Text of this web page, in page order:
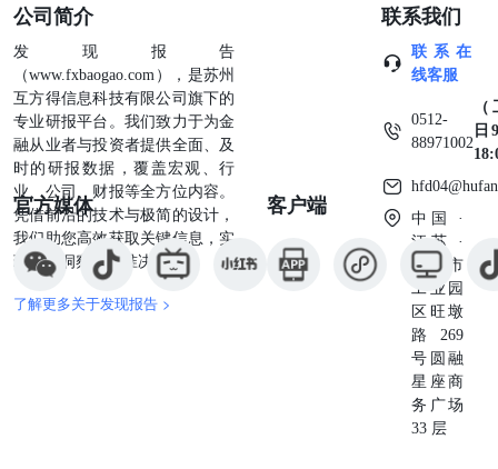
得以任何形式翻版、复制、发表或引用。如征得本公司同意
进行引用、刊发的，需在允许的范围内使用，并注明出处，
且不得对本报告进行任何有悖原意的引用、删节和修改。
执业资格证号：F3059193/ Z0016074 经营范围：商品期货
经纪、金融期货经纪、资产管理、期货交易咨询地址：天津
市和平区五大道街南京路183号世纪都会商厦办公楼22层电
话：400-995-5889网站：www.huajinqh.com
公司简介
发现报告
（www.fxbaogao.com），是苏州
互方得信息科技有限公司旗下的
专业研报平台。我们致力于为金
融从业者与投资者提供全面、及
时的研报数据，覆盖宏观、行
业、公司、财报等全方位内容。
凭借前沿的技术与极简的设计，
我们助您高效获取关键信息，实
现深度洞察与精准决策。
了解更多关于发现报告 >
官方媒体 客户端
联系我们
联系在
线客服
0512-
88971002
日
中国 ·
江苏 ·
苏州市
工业园
区旺墩
路269
号圆融
星座商
务广场
33 层